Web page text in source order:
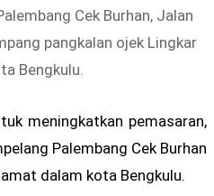
Cek Burhan, Jalan
pangkalan ojek Lingkar
Bengkulu.
meningkatkan pemasaran,
Palembang Cek Burhan
dalam kota Bengkulu.